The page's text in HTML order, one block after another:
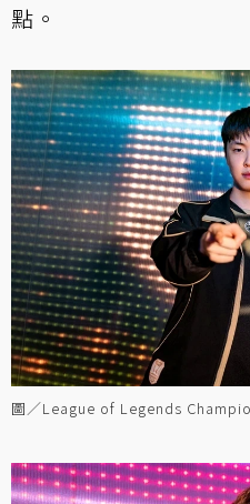
點。
圖／League of Legends